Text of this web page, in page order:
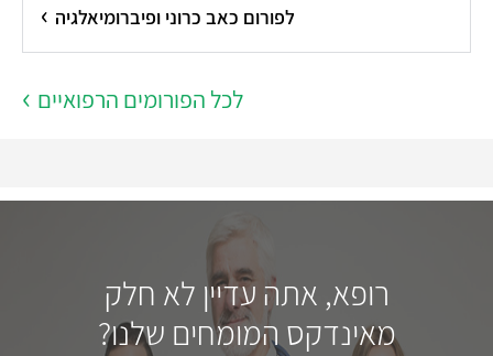
לפורום כאב כרוני ופיברומיאלגיה
לכל הפורומים הרפואיים
רופא, אתה עדיין לא חלק
מאינדקס המומחים שלנו?